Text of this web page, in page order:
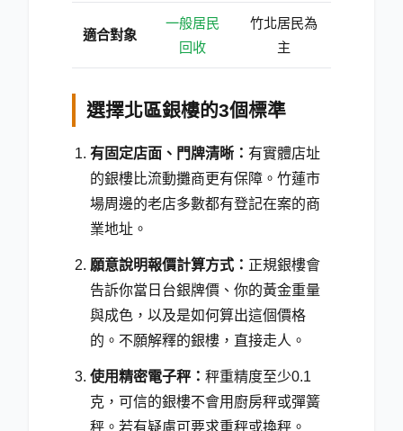
適合對象
一般居民
回收
竹北居民為
主
選擇北區銀樓的3個標準
有固定店面、門牌清晰： 有實體店址
的銀樓比流動攤商更有保障。竹蓮市
場周邊的老店多數都有登記在案的商
業地址。
願意說明報價計算方式： 正規銀樓會
告訴你當日台銀牌價、你的黃金重量
與成色，以及是如何算出這個價格
的。不願解釋的銀樓，直接走人。
使用精密電子秤： 秤重精度至少0.1
克，可信的銀樓不會用廚房秤或彈簧
秤。若有疑慮可要求重秤或換秤。